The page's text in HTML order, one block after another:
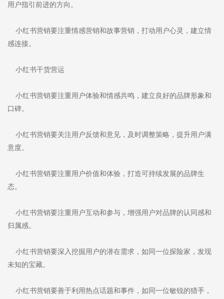
用户指引前进的方向。
小红书营销要注重情感营销和故事营销，打动用户心灵，建立情
感连接。
小红书干货营运
小红书营销要注重用户体验和情感共鸣，建立良好的品牌形象和
口碑。
小红书营销要关注用户反馈和意见，及时调整策略，提升用户满
意度。
小红书营销要注重用户价值和体验，打造可持续发展的品牌生
态。
小红书营销要注重用户互动和参与，增强用户对品牌的认同感和
归属感。
小红书营销要深入挖掘用户的潜在需求，如同一位探险家，发现
未知的宝藏。
小红书营销要善于利用热点话题和事件，如同一位敏锐的猎手，